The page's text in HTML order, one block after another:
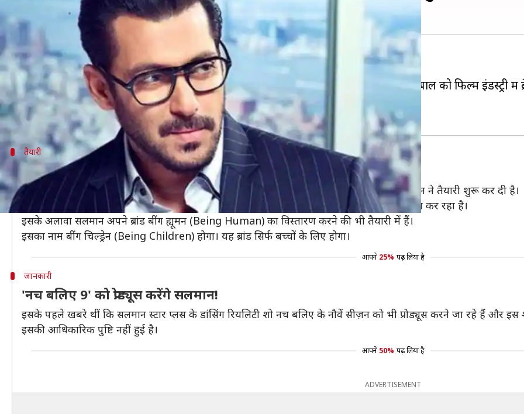
Mar 18, 2019 01:22 pm
क्या है खबर?
अभिनेता सलमान खान को बॉलीवुड में नए चेहरों को लॉन्च करने के लिए जाता है।
अपने प्रोड्क्शन हाउस से कई कलाकारों को मौका देने के बाद सलमान, प्रनूतन बहल और ज़हीर इकबाल को फिल्म इंडस्ट्री में
हाल ही में सलमान ने 'द कपिल शर्मा शो' के माध्यम से टेलीविजन प्रोड्यूसिंग में कदम रखा है।
तैयारी
टीवी चैनल लॉन्च करने जा रहे सलमान
मीडिया रिपोर्ट्स के मुताबिक, सलमान जल्द ही अपना टीवी चैनल लॉन्च करने जा रहे हैं। इसके लिए सलमान ने तैयारी शुरू कर दी है।
कहा जा रहा है कि सलमान ने एक ब्रोकर को नियुक्त कर लिया है जो चैनल के लिए डील और कंटेट फाइनल कर रहा है।
इसके अलावा सलमान अपने ब्रांड बींग ह्यूमन (Being Human) का विस्तारण करने की भी तैयारी में हैं।
इसका नाम बींग चिल्ड्रेन (Being Children) होगा। यह ब्रांड सिर्फ बच्चों के लिए होगा।
आपने 25% पढ़ लिया है
जानकारी
'नच बलिए 9' को प्रोड्यूस करेंगे सलमान!
इसके पहले खबरे थीं कि सलमान स्टार प्लस के डांसिंग रियलिटी शो नच बलिए के नौवें सीज़न को भी प्रोड्यूस करने जा रहे हैं और
इसकी आधिकारिक पुष्टि नहीं हुई है।
आपने 50% पढ़ लिया है
ADVERTISEMENT